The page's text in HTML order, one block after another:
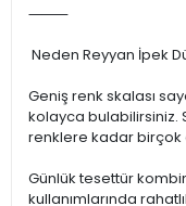
⸻
Neden Reyyan İpek
Geniş renk skalası
kolayca bulabilirsiniz.
renklere kadar birçok
Günlük tesettür
kullanımlarında